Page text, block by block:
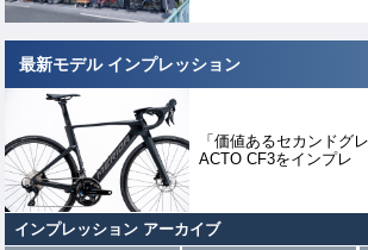
最新モデル インプレッション
「価値あるセカンドグ
ACTO CF3をインプレ
インプレッション アーカイブ